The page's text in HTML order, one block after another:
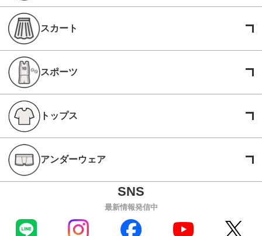
スカート
スポーツ
トップス
アンダーウェア
最新情報発信中